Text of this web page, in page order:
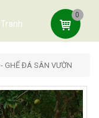
0
GHẾ ĐÁ SÂN VƯỜN